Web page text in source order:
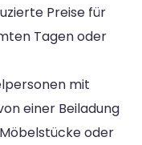
Preise für
Tagen oder
mit
einer Beiladung
oder